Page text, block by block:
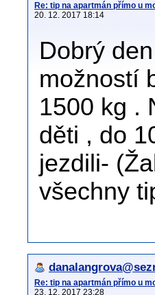
Re: tip na apartmán přímo u
20. 12. 2017 18:14
Dobrý
možností
1500 kg .
děti , do
jezdili-
všechny
Re: tip na apartmán přímo u
23. 12. 2017 23:28